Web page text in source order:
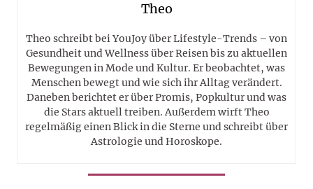
Theo
Theo schreibt bei YouJoy über Lifestyle-Trends – von
Gesundheit und Wellness über Reisen bis zu aktuellen
Bewegungen in Mode und Kultur. Er beobachtet, was
Menschen bewegt und wie sich ihr Alltag verändert.
Daneben berichtet er über Promis, Popkultur und was
die Stars aktuell treiben. Außerdem wirft Theo
regelmäßig einen Blick in die Sterne und schreibt über
Astrologie und Horoskope.